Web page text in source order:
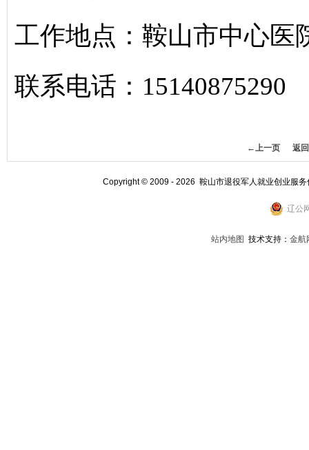
工作地点：鞍山市中心医
联系电话：15140875290
←上一页 返
Copyright © 2009 - 2026 鞍山市退役军人就业创业服
辽公
站内地图 技术支持： 金航